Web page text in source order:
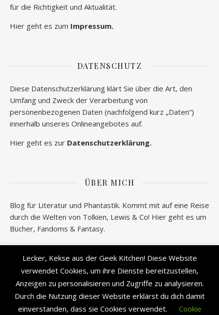
für die Richtigkeit und Aktualität.
Hier geht es zum Impressum.
DATENSCHUTZ
Diese Datenschutzerklärung klärt Sie über die Art, den
Umfang und Zweck der Verarbeitung von
personenbezogenen Daten (nachfolgend kurz „Daten“)
innerhalb unseres Onlineangebotes auf.
Hier geht es zur Datenschutzerklärung.
ÜBER MICH
Blog für Literatur und Phantastik. Kommt mit auf eine Reise
durch die Welten von Tolkien, Lewis & Co! Hier geht es um
Bücher, Fandoms & Fantasy.
Wer verbirgt sich hinter geeksantiques.de? Alle
Informationen gibt es hier!
2026 © geek's Antiques by Lisa Carina Immel
Lecker, Kekse aus der Geek Kitchen! Diese Website
verwendet Cookies, um ihre Dienste bereitzustellen,
Anzeigen zu personalisieren und Zugriffe zu analysieren.
Durch die Nutzung dieser Website erklärst du dich damit
einverstanden, dass sie Cookies verwendet.
Cookie